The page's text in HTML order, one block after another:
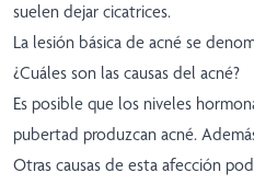
suelen dejar cicatrices.
La lesión básica de acné se
¿Cuáles son las causas del acné?
Es posible que los niveles
pubertad produzcan acné.
Otras causas de esta afección